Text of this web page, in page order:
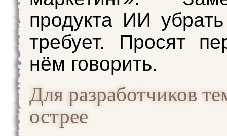
продукта ИИ
требует. Просят
нём говорить.
Для разработчиков
острее